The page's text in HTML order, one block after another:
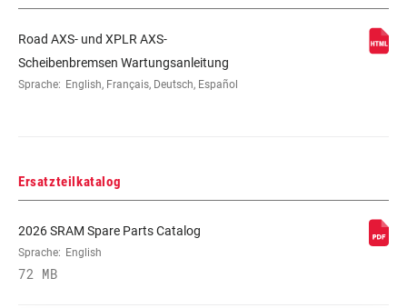
Road AXS- und XPLR AXS-
Scheibenbremsen Wartungsanleitung
Sprache: English, Français, Deutsch, Español
Ersatzteilkatalog
2026 SRAM Spare Parts Catalog
Sprache: English
72 MB